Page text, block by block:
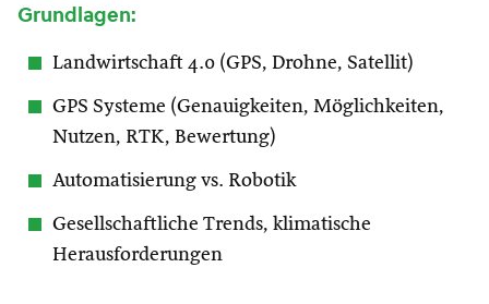
Grundlagen:
Landwirtschaft 4.0 (GPS, Drohne, Satellit)
GPS Systeme (Genauigkeiten, Möglichkeiten,
Nutzen, RTK, Bewertung)
Automatisierung vs. Robotik
Gesellschaftliche Trends, klimatische
Herausforderungen